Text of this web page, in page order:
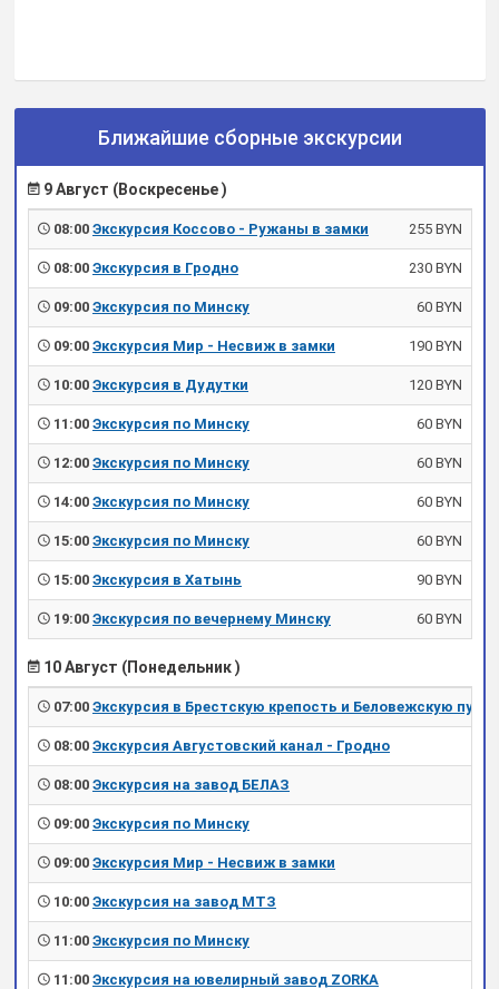
Ближайшие сборные экскурсии
9 Август (Воскресенье )
08:00 Экскурсия Коссово - Ружаны в замки 255 BYN
08:00 Экскурсия в Гродно 230 BYN
09:00 Экскурсия по Минску 60 BYN
09:00 Экскурсия Мир - Несвиж в замки 190 BYN
10:00 Экскурсия в Дудутки 120 BYN
11:00 Экскурсия по Минску 60 BYN
12:00 Экскурсия по Минску 60 BYN
14:00 Экскурсия по Минску 60 BYN
15:00 Экскурсия по Минску 60 BYN
15:00 Экскурсия в Хатынь 90 BYN
19:00 Экскурсия по вечернему Минску 60 BYN
10 Август (Понедельник )
07:00 Экскурсия в Брестскую крепость и Беловежскую пущу
08:00 Экскурсия Августовский канал - Гродно
08:00 Экскурсия на завод БЕЛАЗ
09:00 Экскурсия по Минску
09:00 Экскурсия Мир - Несвиж в замки
10:00 Экскурсия на завод МТЗ
11:00 Экскурсия по Минску
11:00 Экскурсия на ювелирный завод ZORKA